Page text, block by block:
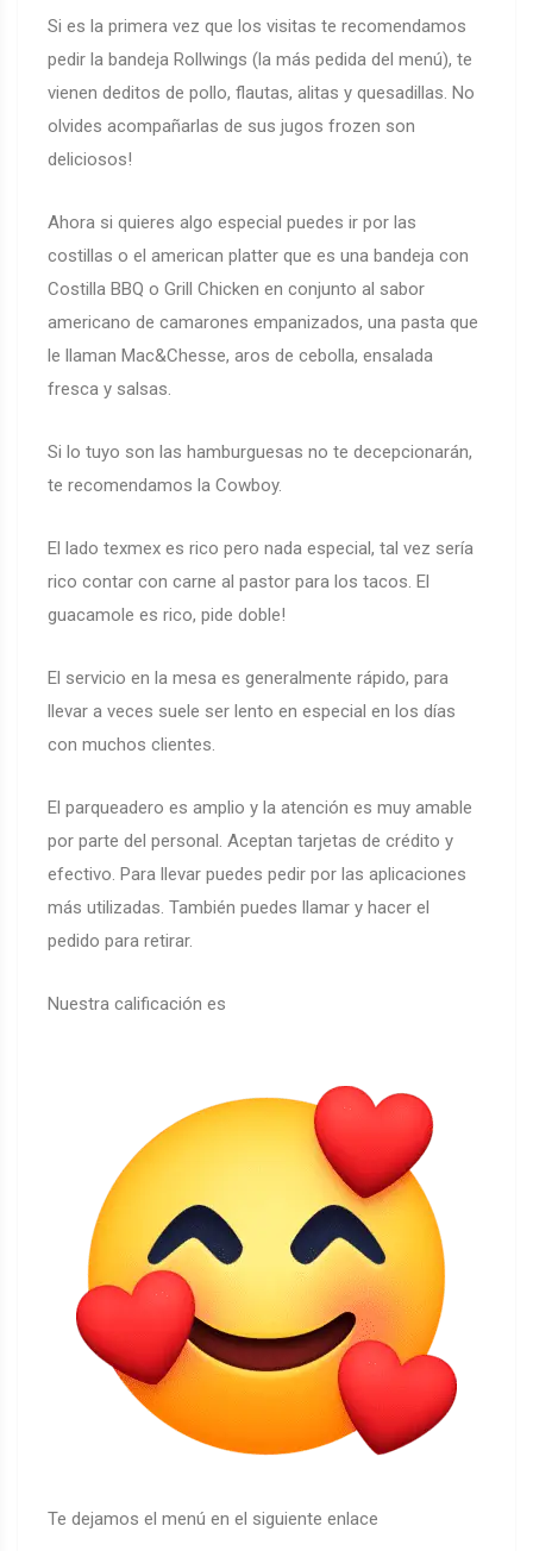
Si es la primera vez que los visitas te recomendamos
pedir la bandeja Rollwings (la más pedida del menú), te
vienen deditos de pollo, flautas, alitas y quesadillas. No
olvides acompañarlas de sus jugos frozen son
deliciosos!
Ahora si quieres algo especial puedes ir por las
costillas o el american platter que es una bandeja con
Costilla BBQ o Grill Chicken en conjunto al sabor
americano de camarones empanizados, una pasta que
le llaman Mac&Chesse, aros de cebolla, ensalada
fresca y salsas.
Si lo tuyo son las hamburguesas no te decepcionarán,
te recomendamos la Cowboy.
El lado texmex es rico pero nada especial, tal vez sería
rico contar con carne al pastor para los tacos. El
guacamole es rico, pide doble!
El servicio en la mesa es generalmente rápido, para
llevar a veces suele ser lento en especial en los días
con muchos clientes.
El parqueadero es amplio y la atención es muy amable
por parte del personal. Aceptan tarjetas de crédito y
efectivo. Para llevar puedes pedir por las aplicaciones
más utilizadas. También puedes llamar y hacer el
pedido para retirar.
Nuestra calificación es
Te dejamos el menú en el siguiente enlace